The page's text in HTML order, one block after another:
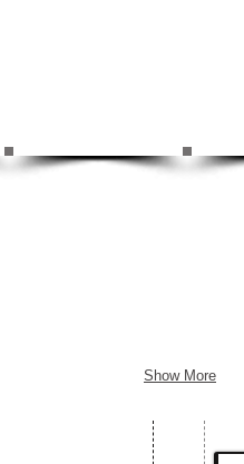
Show More